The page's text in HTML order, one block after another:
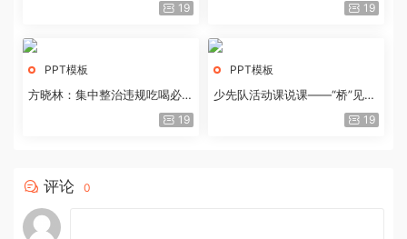
19 19
PPT模板
方晓林：集中整治违规吃喝必须
19
PPT模板
少先队活动课说课——“桥”见中
19
评论 0